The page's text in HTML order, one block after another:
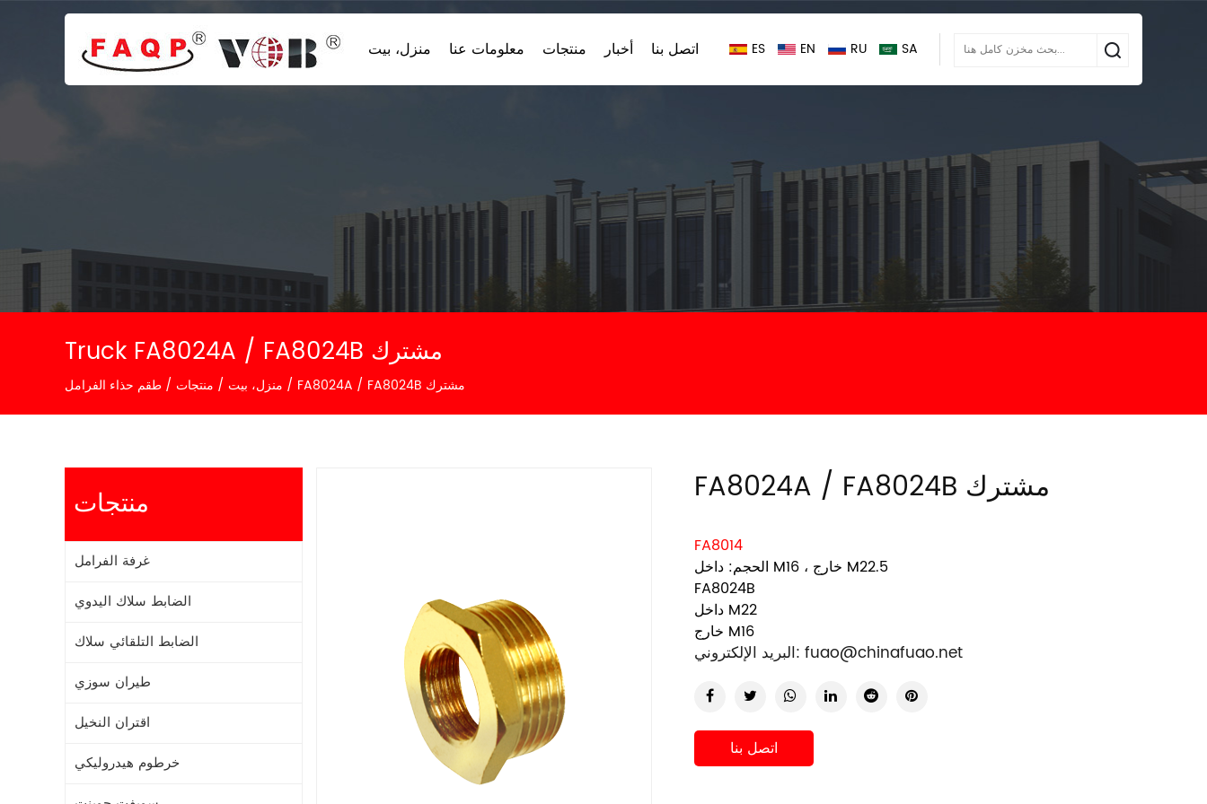
منزل، بيت معلومات عنا منتجات أخبار اتصل بنا ES EN RU SA
Truck FA8024A / FA8024B مشترك
منزل، بيت / منتجات / طقم حذاء الفرامل / FA8024A / FA8024B مشترك
منتجات
غرفة الفرامل
الضابط سلاك اليدوي
الضابط التلقائي سلاك
طيران سوزي
اقتران النخيل
خرطوم هيدروليكي
FA8024A / FA8024B مشترك
FA8014
الحجم: داخل M16 ، خارج M22.5
FA8024B
داخل M22
خارج M16
البريد الإلكتروني: fuao@chinafuao.net
اتصل بنا